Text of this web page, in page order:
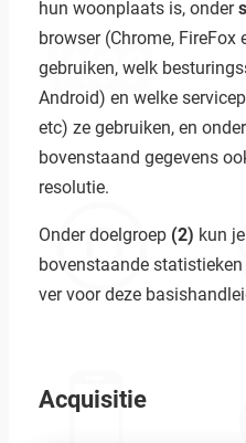
hun woonplaats is, onder
browser (Chrome, FireFox
gebruiken, welk
Android) en welke
etc) ze gebruiken, en onder
bovenstaand gegevens
resolutie.
Onder doelgroep (2) kun
bovenstaande
ver voor deze
Acquisitie